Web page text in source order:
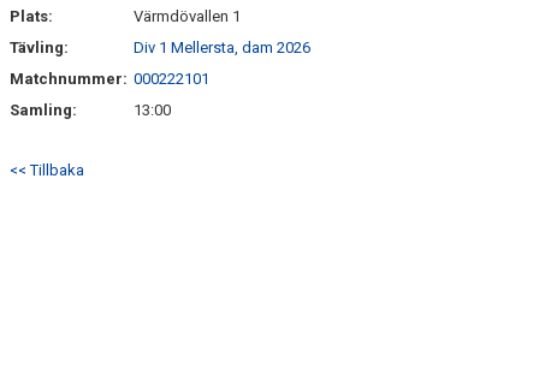
KONTAKTER & LAG
FÖRENINGSDOKUMENT_GAMLA
Plats:
Värmdövallen 1
Tävling:
Div 1 Mellersta, dam 2026
Matchnummer: 000222101
Samling:
13:00
<< Tillbaka